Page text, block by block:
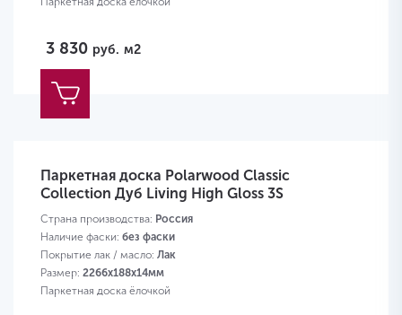
3 830 руб. м2
Паркетная доска Polarwood Classic
Collection Дуб Living High Gloss 3S
Страна производства: Россия
Наличие фаски: без фаски
Покрытие лак / масло: Лак
Размер: 2266х188х14мм
Паркетная доска ёлочкой